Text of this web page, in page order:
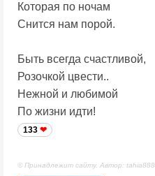
Которая по ночам
Снится нам порой.
Быть всегда счастливой,
Розочкой цвести..
Нежной и любимой
По жизни идти!
133
© Принадлежит сайту. Автор: tahia888